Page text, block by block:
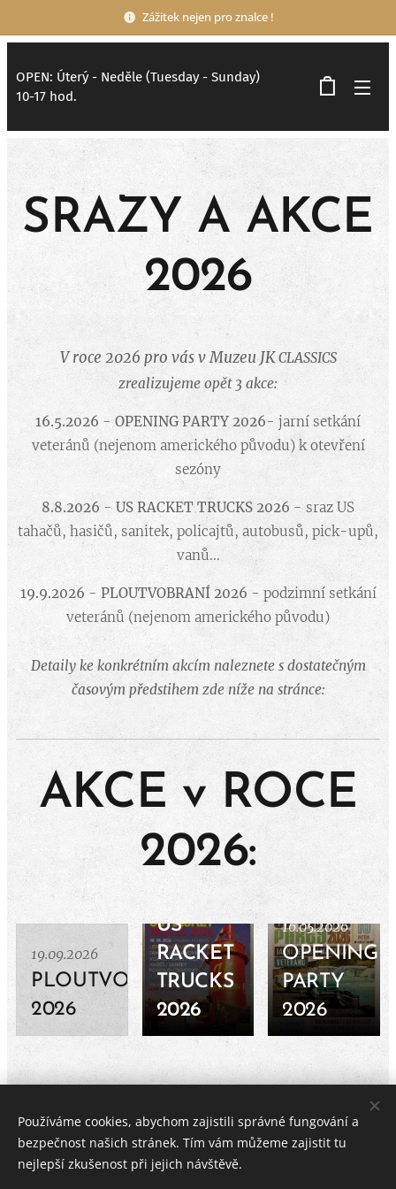
Zážitek nejen pro znalce !
OPEN: Úterý - Neděle (Tuesday - Sunday)
10-17 hod.
SRAZY A AKCE
2026
V roce 2026 pro vás v Muzeu JKCLASSICS
zrealizujeme opět 3 akce:
16.5.2026 - OPENING PARTY 2026- jarní setkání
veteránů (nejenom amerického původu) k otevření
sezóny
8.8.2026 - US RACKET TRUCKS 2026 - sraz US
tahačů, hasičů, sanitek, policajtů, autobusů, pick-upů,
vanů...
19.9.2026- PLOUTVOBRANÍ 2026 - podzimní setkání
veteránů (nejenom amerického původu)
Detaily ke konkrétním akcím naleznete s dostatečným
časovým předstihem zde níže na stránce:
AKCE v ROCE
2026:
19.09.2026
PLOUTVOBRANÍ
2026
08.08.2026
US
RACKET
TRUCKS
2026
16.05.2026
OPENING
PARTY
2026
Copyright JK CLASSICS
Všechna práva vyhrazena, 2026
Používáme cookies, abychom zajistili správné fungování a
bezpečnost našich stránek. Tím vám můžeme zajistit tu
nejlepší zkušenost při jejich návštěvě.